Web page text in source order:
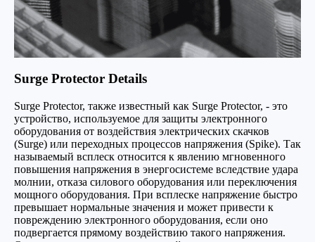
Surge Protector Details
Surge Protector, также известный как Surge Protector, - это
устройство, используемое для защиты электронного
оборудования от воздействия электрических скачков
(Surge) или переходных процессов напряжения (Spike). Так
называемый всплеск относится к явлению мгновенного
повышения напряжения в энергосистеме вследствие удара
молнии, отказа силового оборудования или переключения
мощного оборудования. При всплеске напряжение быстро
превышает нормальные значения и может привести к
повреждению электронного оборудования, если оно
подвергается прямому воздействию такого напряжения.